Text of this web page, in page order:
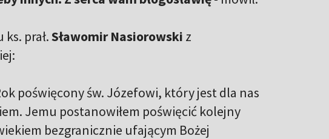
prał.Sławomir Nasiorowski z
poświęcony św. Józefowi, który jest dla nas
Jemu postanowiłem poświęcić kolejny
bezgranicznie ufającym Bożej